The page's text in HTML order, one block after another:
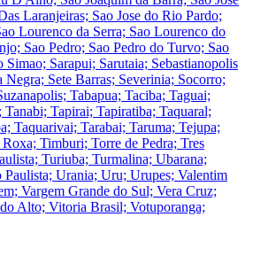
Laranjeiras; Sao Jose do Rio Pardo;
Lourenco da Serra; Sao Lourenco do
Sao Pedro; Sao Pedro do Turvo; Sao
Simao; Sarapui; Sarutaia; Sebastianopolis
Sete Barras; Severinia; Socorro;
Tabapua; Taciba; Taguai;
Tapirai; Tapiratiba; Taquaral;
Taquarivai; Tarabai; Taruma; Tejupa;
Timburi; Torre de Pedra; Tres
Turiuba; Turmalina; Ubarana;
Urania; Uru; Urupes; Valentim
Vargem Grande do Sul; Vera Cruz;
Alto; Vitoria Brasil; Votuporanga;